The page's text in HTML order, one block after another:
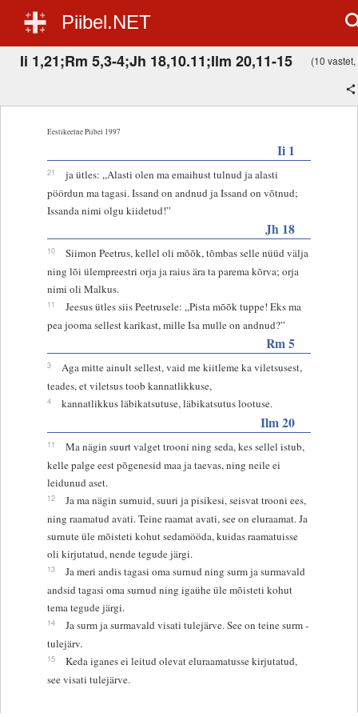
Piibel.NET
Ii 1,21;Rm 5,3-4;Jh 18,10.11;Ilm 20,11-15 (10
Eestikeelne Piibel 1997
Ii 1
21
ja ütles: „Alasti olen ma emaihust tulnud ja alasti
pöördun ma tagasi. Issand on andnud ja Issand on võtnud;
Issanda nimi olgu kiidetud!”
Jh 18
10
Siimon Peetrus, kellel oli mõõk, tõmbas selle nüüd välja
ning lõi ülempreestri orja ja raius ära ta parema kõrva; orja
nimi oli Malkus.
11
Jeesus ütles siis Peetrusele: „Pista mõõk tuppe! Eks ma
pea jooma sellest karikast, mille Isa mulle on andnud?”
Rm 5
3
Aga mitte ainult sellest, vaid me kiitleme ka viletsusest,
teades, et viletsus toob kannatlikkuse,
4 kannatlikkus läbikatsutuse, läbikatsutus lootuse.
Ilm 20
11
Ma nägin suurt valget trooni ning seda, kes sellel istub,
kelle palge eest põgenesid maa ja taevas, ning neile ei
leidunud aset.
12
Ja ma nägin surnuid, suuri ja pisikesi, seisvat trooni ees,
ning raamatud avati. Teine raamat avati, see on eluraamat. Ja
surnute üle mõisteti kohut sedamööda, kuidas raamatuisse
oli kirjutatud, nende tegude järgi.
13
Ja meri andis tagasi oma surnud ning surm ja surmavald
andsid tagasi oma surnud ning igaühe üle mõisteti kohut
tema tegude järgi.
14
Ja surm ja surmavald visati tulejärve. See on teine surm -
tulejärv.
15
Keda iganes ei leitud olevat eluraamatusse kirjutatud,
see visati tulejärve.